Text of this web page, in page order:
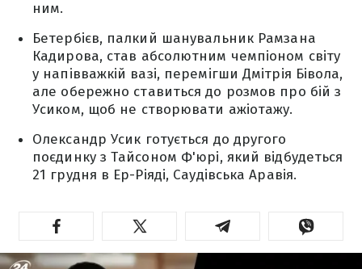
ним.
Бетербієв, палкий шанувальник Рамзана
Кадирова, став абсолютним чемпіоном світу
у напівважкій вазі, перемігши Дмітрія Бівола,
але обережно ставиться до розмов про бій з
Усиком, щоб не створювати ажіотажу.
Олександр Усик готується до другого
поєдинку з Тайсоном Ф'юрі, який відбудеться
21 грудня в Ер-Ріяді, Саудівська Аравія.